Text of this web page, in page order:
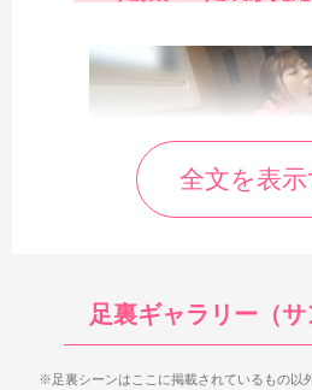
そこそこ多めで、M字開脚の足裏が
シーン目はそこそこ迫力もあり、足
全文を表示
足裏ギャラリー（サ
※足裏シーンはここに掲載されているもの以